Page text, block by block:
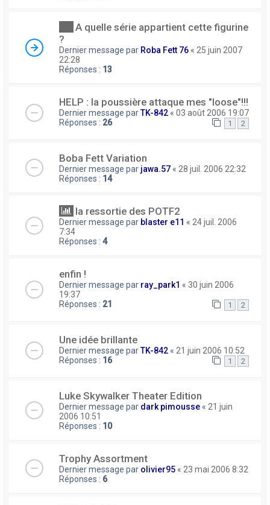
A quelle série appartient cette figurine
?
Dernier message par Roba Fett 76 « 25 juin 2007
22:28
Réponses : 13
HELP : la poussière attaque mes "loose"!!!
Dernier message parTK-842 « 03 août 2006 19:07
Réponses : 26 1 2
Boba Fett Variation
Dernier message par jawa.57 « 28 juil. 2006 22:32
Réponses : 14
la ressortie des POTF2
Dernier message par blaster e11 « 24 juil. 2006
7:34
Réponses : 4
enfin !
Dernier message par ray_park1 « 30 juin 2006
19:37
Réponses : 21 1 2
Une idée brillante
Dernier message parTK-842 « 21 juin 2006 10:52
Réponses : 16 1 2
Luke Skywalker Theater Edition
Dernier message par dark pimousse « 21 juin
2006 10:51
Réponses : 10
Trophy Assortment
Dernier message par olivier95 « 23 mai 2006 8:32
Réponses : 6